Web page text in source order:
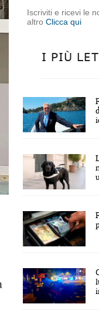
Iscriviti e ricevi le
altroClicca qui
I PIÙ